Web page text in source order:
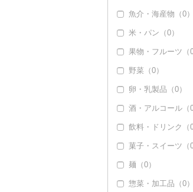
魚介・海産物（0）
米・パン（0）
果物・フルーツ（0
野菜（0）
卵・乳製品（0）
酒・アルコール（0
飲料・ドリンク（0
菓子・スイーツ（0
麺（0）
惣菜・加工品（0）